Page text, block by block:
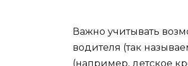
Важно учитывать
водителя (так
(например, детское